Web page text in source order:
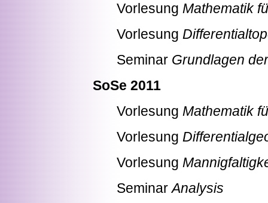
Vorlesung Mathematik
Vorlesung
Seminar Grundlagen
SoSe 2011
Vorlesung Mathematik
Vorlesung
Vorlesung
SeminarAnalysis